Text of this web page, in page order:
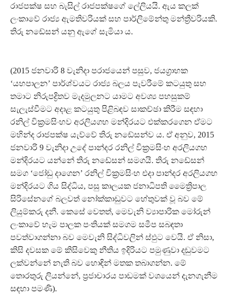
රාජපක්ෂ සහ බැසිල් රාජපක්ෂගේ ලේලියයි. ඇය කලක්
ලංකාවේ රාජ්‍ය ඇමතිවරියක් සහ පාර්ලිමේන්තු මන්ත්‍රීවරියකි.
තිරු නඩේසන් යනු ඇගේ සැමියා ය.
(2015 ජනවාරි 8 වැනිදා පරාජයෙන් පසුව, ජයග්‍රාහක
‘යහපාලන’ පාර්ශ්වයට රාජ්‍ය බලය පැවරීමේ කටයුතු සහ
තමාට නිරුපද්‍රිතව මැදමුලනට යාමට අවශ්‍ය පහසුකම්
සැලැස්වීමට අදාළ කටයුතු පිළිබඳව සාකච්ඡා කිරීම සඳහා
රනිල් වික්‍රමසිංහව අරලියගහ මන්දිරයට එක්කරගෙන ඒමට
මහින්ද රාජපක්ෂ යැව්වේ තිරු නඩේසන්ව ය. ඒ අනුව, 2015
ජනවාරි 9 වැනිදා උදේ පාන්දර රනිල් වික්‍රමසිංහ අරලියගහ
මන්දිරයට යන්නේ තිරු නඩේසන් සමගයි. තිරු නඩේසන්
සමග ‘ජෝඩු දාගෙන’ රනිල් වික්‍රමසිංහ එදා පාන්දර අරලියගහ
මන්දිරයට ගිය සිද්ධිය, පසු කාලයක ජනාධිපති මෛත්‍රිපාල
සිරිසේනගේ බලවත් නෝක්කාඩුවට හේතුවක් වූ බව මේ
ලියුම්කරු දනී. කෙසේ වෙතත්, මෙවැනි ව්‍යාපාරික මෝරුන්
ලංකාවේ හැම පාලක පංතියක් සමගම සමීප සබඳතා
පවත්වාගන්නා බව මෙවැනි සිද්ධිවලින් ස්ඵුට වෙයි. ඒ නිසා,
කිසි දවසක මේ කිසිවෙකු නීතිය ඉදිරියට පමුණුවා දඬුවමට
ලක්වන්නේ නැති බව හොඳින් මතක තබාගන්න. මේ
තොරතුරු ලියන්නේ, ප්‍රජාචාරය පාඩමක් වශයෙන් දැනගැනීම
සඳහා පමණි).